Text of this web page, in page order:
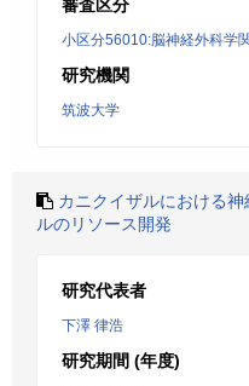
審査区分
小区分56010:脳神経外科学
研究機関
筑波大学
カニクイザルにおける
ルのリソース開発
研究代表者
下澤 律浩
研究期間 (年度)